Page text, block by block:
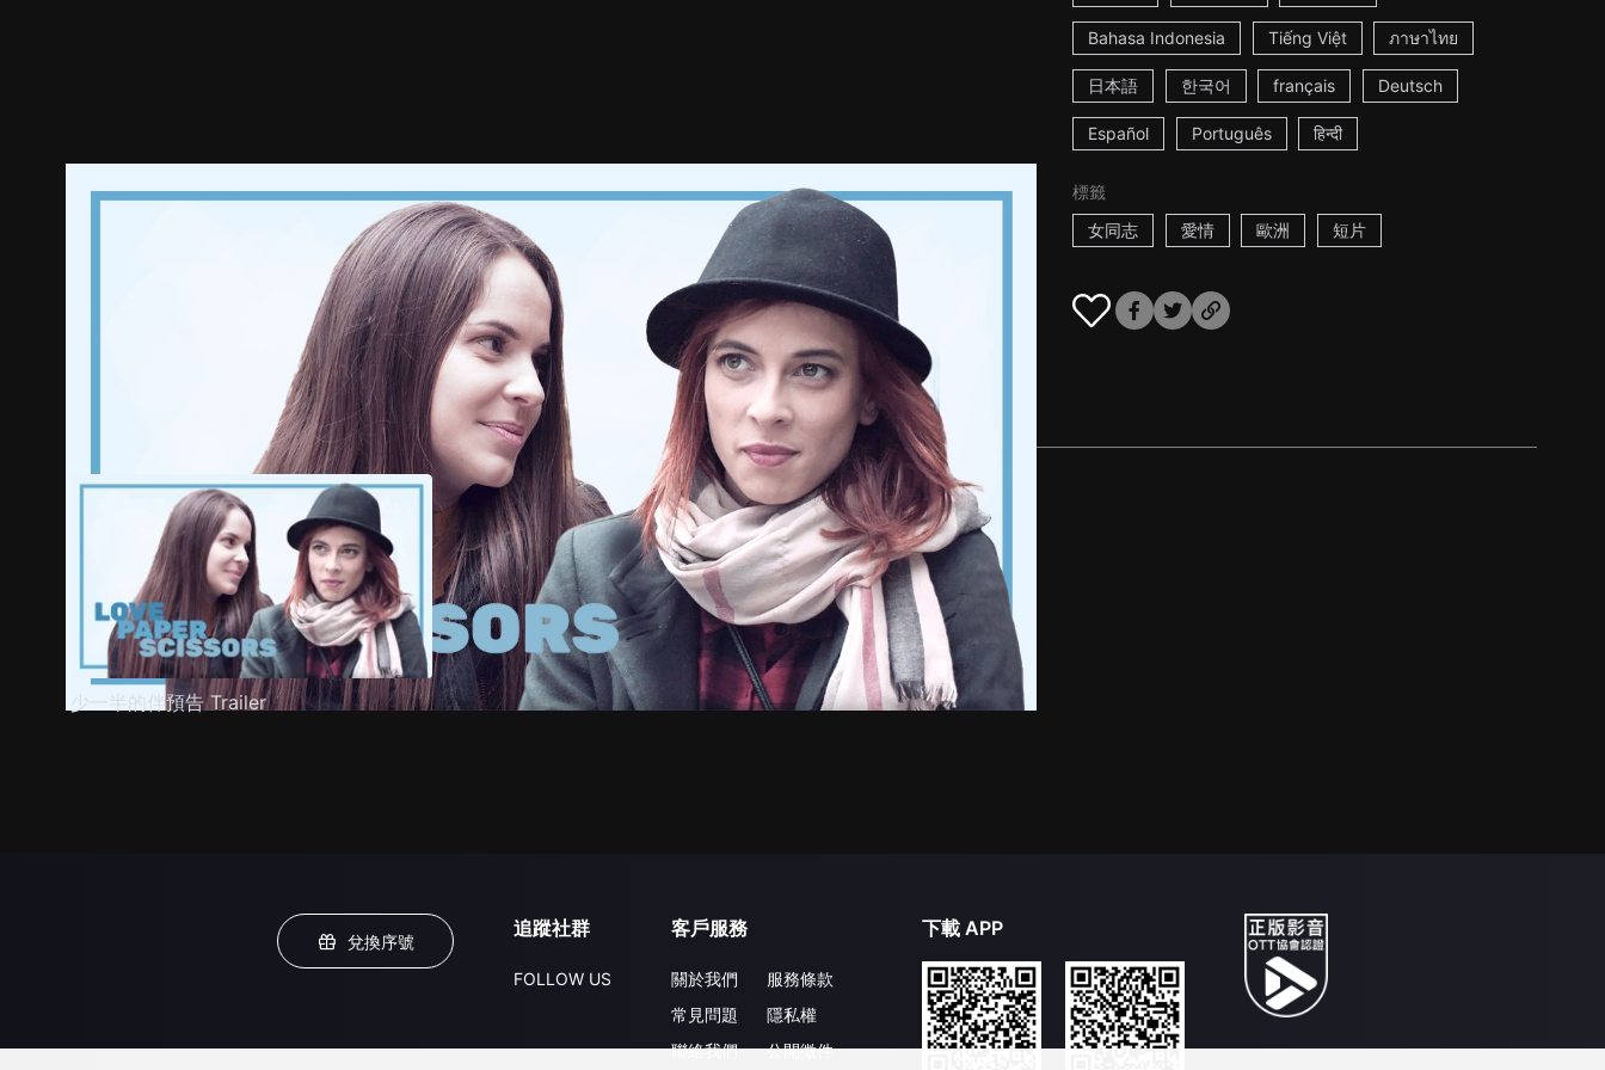
Bahasa Indonesia Tiếng Việt ภาษาไทย
日本語 한국어 français Deutsch
Español Português हिन्दी
標籤
女同志
愛情 歐洲 短片
推薦影片 劇情介紹
少一半的伴預告 Trailer
兌換序號
追蹤社群
FOLLOW US
客戶服務
關於我們
常見問題
聯絡我們
服務條款
隱私權
公開徵件
下載 APP